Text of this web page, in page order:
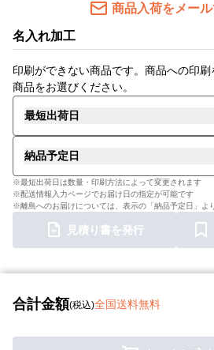
商品入荷をメー
名入れ加工
印刷ができない商品です。商品への印
商品をお選びください。
最短出荷日
納品予定日
※最短出荷日は数量・印刷方法によって変更されます
※配送情報入力ページでお届け日の指定が可能です
※離島へのお届けについては、表示の「納品予定日」よ
見積り書を発行
合計金額(税込)全国送料無料